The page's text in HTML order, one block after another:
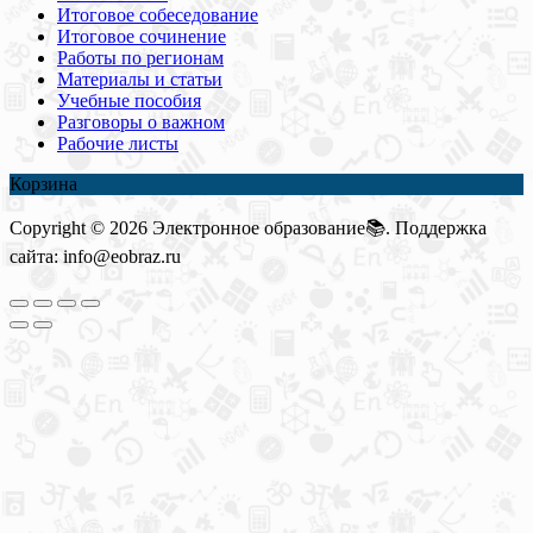
Итоговое собеседование
Итоговое сочинение
Работы по регионам
Материалы и статьи
Учебные пособия
Разговоры о важном
Рабочие листы
Корзина
Copyright © 2026 Электронное образование📚. Поддержка
сайта: info@eobraz.ru